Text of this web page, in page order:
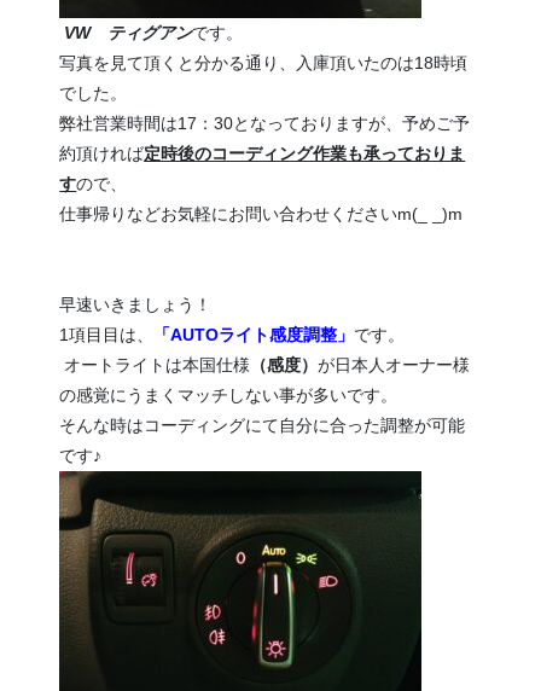
VW ティグアンです。
写真を見て頂くと分かる通り、入庫頂いたのは18時頃
でした。
弊社営業時間は17：30となっておりますが、予めご予
約頂ければ定時後のコーディング作業も承っておりま
すので、
仕事帰りなどお気軽にお問い合わせくださいm(_ _)m
早速いきましょう！
1項目目は、
「AUTOライト感度調整」 です。
オートライトは本国仕様 （感度）が日本人オーナー様
の感覚にうまくマッチしない事が多いです。
そんな時はコーディングにて自分に合った調整が可能
です♪